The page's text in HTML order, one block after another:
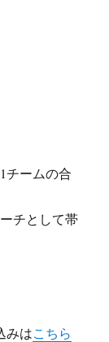
チームの合
チとして帯
みはこちら